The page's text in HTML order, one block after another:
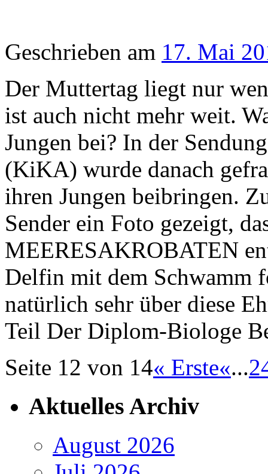
Geschrieben am 17. Mai
Der Muttertag liegt nur
ist auch nicht mehr weit.
Jungen bei? In der
(KiKA) wurde danach
ihren Jungen beibringen.
Sender ein Foto gezeigt,
MEERESAKROBATEN
Delfin mit dem Schwamm
natürlich sehr über diese
Teil Der Diplom-Biologe
Seite 12 von 14« Erste«...2
Aktuelles Archiv
August 2026